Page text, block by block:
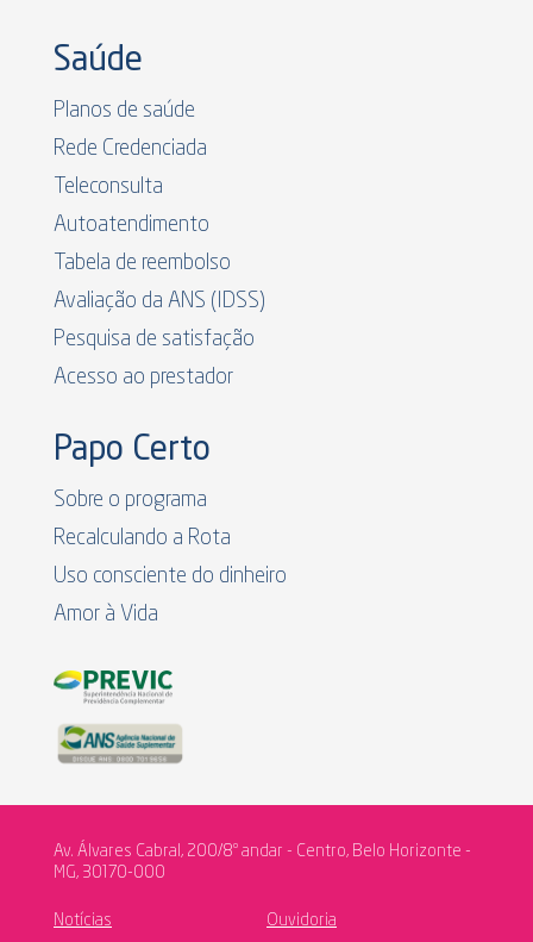
Saúde
Planos de saúde
Rede Credenciada
Teleconsulta
Autoatendimento
Tabela de reembolso
Avaliação da ANS (IDSS)
Pesquisa de satisfação
Acesso ao prestador
Papo Certo
Sobre o programa
Recalculando a Rota
Uso consciente do dinheiro
Amor à Vida
Av. Álvares Cabral, 200/8º andar - Centro, Belo Horizonte -
MG, 30170-000
Notícias Ouvidoria